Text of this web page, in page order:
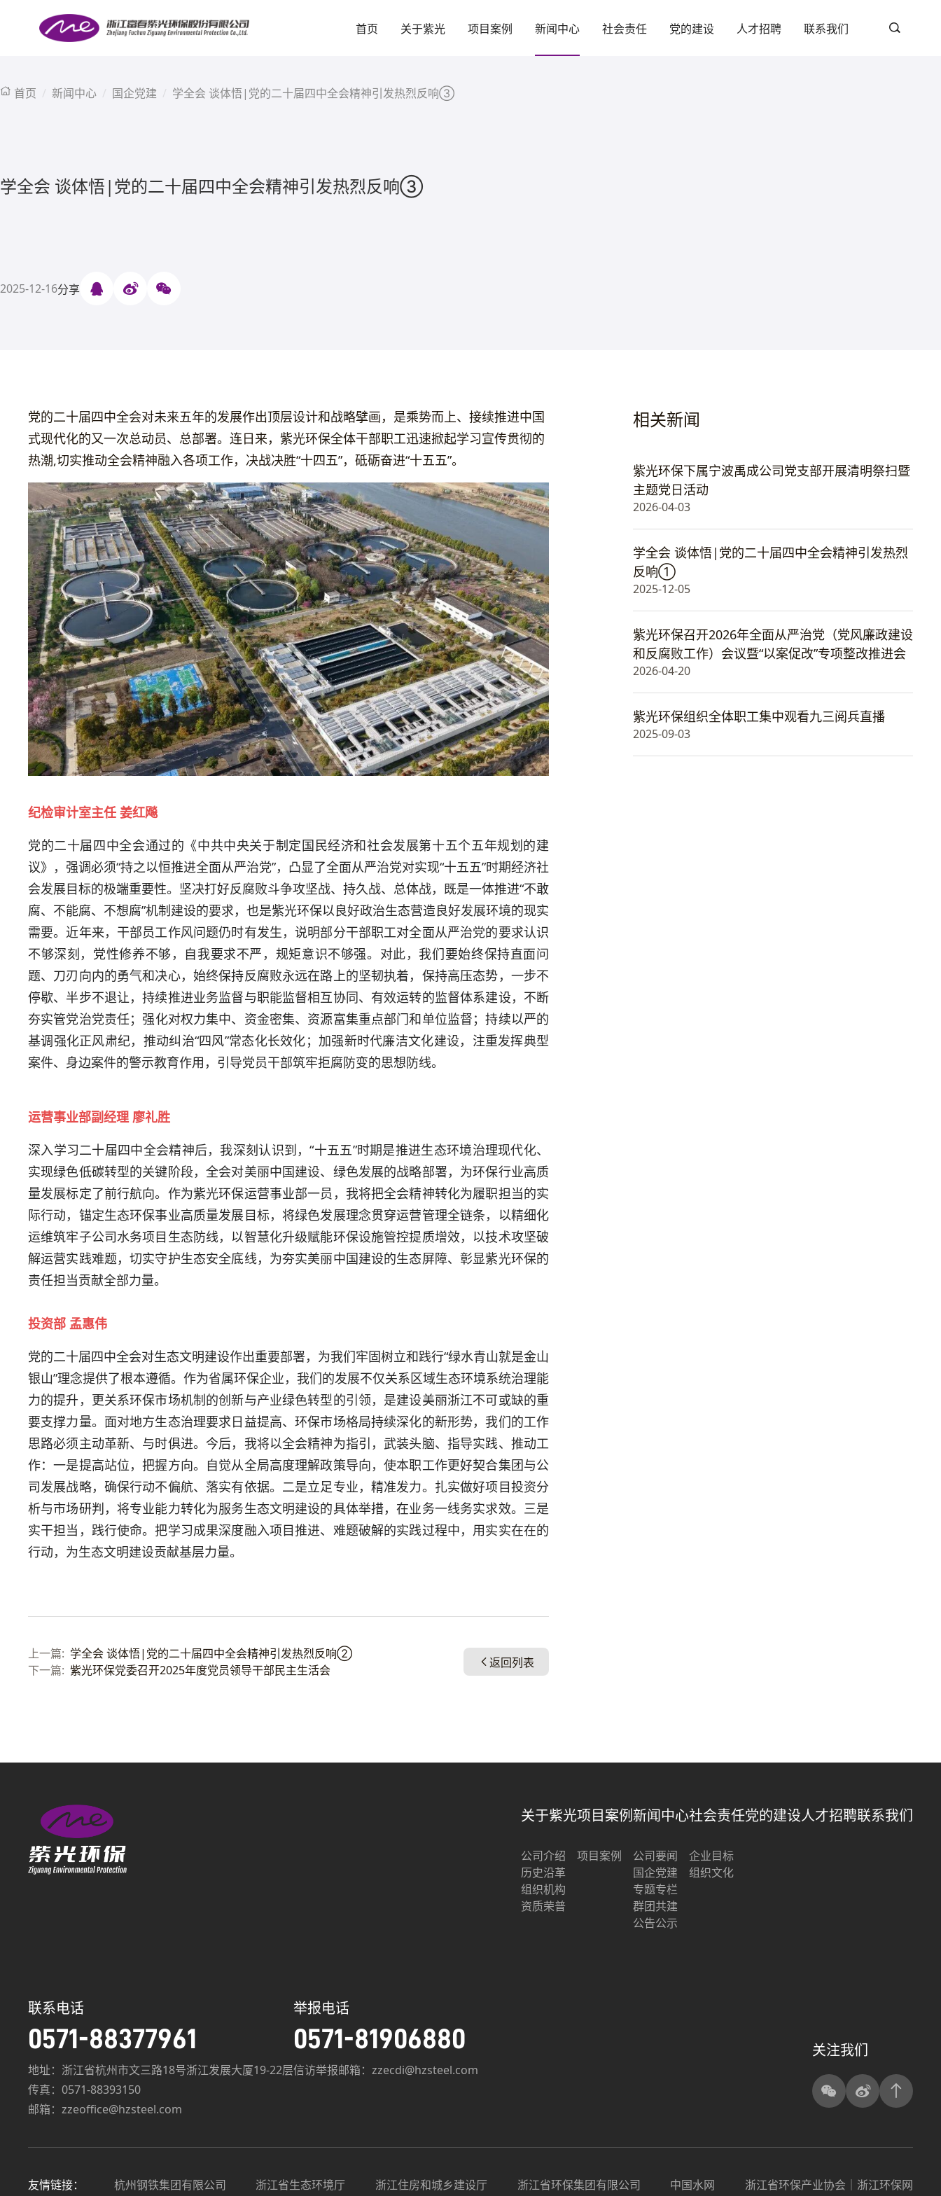
首页 关于紫光 项目案例 新闻中心 社会责任 党的建设 人才招聘 联系我们
首页 新闻中心 国企党建 学全会 谈体悟|党的二十届四中全会精神引发热烈反响③
学全会 谈体悟|党的二十届四中全会精神引发热烈反响③
2025-12-16
党的二十届四中全会对未来五年的发展作出顶层设计和战略擘画，是乘势而上、接续推进中国
式现代化的又一次总动员、总部署。连日来，紫光环保全体干部职工迅速掀起学习宣传贯彻的
热潮,切实推动全会精神融入各项工作，决战决胜“十四五”，砥砺奋进“十五五”。
纪检审计室主任 姜红飚
党的二十届四中全会通过的《中共中央关于制定国民经济和社会发展第十五个五年规划的建
议》，强调必须“持之以恒推进全面从严治党”，凸显了全面从严治党对实现“十五五”时期经济社
会发展目标的极端重要性。坚决打好反腐败斗争攻坚战、持久战、总体战，既是一体推进“不敢
腐、不能腐、不想腐”机制建设的要求，也是紫光环保以良好政治生态营造良好发展环境的现实
需要。近年来，干部员工作风问题仍时有发生，说明部分干部职工对全面从严治党的要求认识
不够深刻，党性修养不够，自我要求不严，规矩意识不够强。对此，我们要始终保持直面问
题、刀刃向内的勇气和决心，始终保持反腐败永远在路上的坚韧执着，保持高压态势，一步不
停歇、半步不退让，持续推进业务监督与职能监督相互协同、有效运转的监督体系建设，不断
夯实管党治党责任；强化对权力集中、资金密集、资源富集重点部门和单位监督；持续以严的
基调强化正风肃纪，推动纠治“四风”常态化长效化；加强新时代廉洁文化建设，注重发挥典型
案件、身边案件的警示教育作用，引导党员干部筑牢拒腐防变的思想防线。
运营事业部副经理 廖礼胜
深入学习二十届四中全会精神后，我深刻认识到，“十五五”时期是推进生态环境治理现代化、
实现绿色低碳转型的关键阶段，全会对美丽中国建设、绿色发展的战略部署，为环保行业高质
量发展标定了前行航向。作为紫光环保运营事业部一员，我将把全会精神转化为履职担当的实
际行动，锚定生态环保事业高质量发展目标，将绿色发展理念贯穿运营管理全链条，以精细化
运维筑牢子公司水务项目生态防线，以智慧化升级赋能环保设施管控提质增效，以技术攻坚破
解运营实践难题，切实守护生态安全底线，为夯实美丽中国建设的生态屏障、彰显紫光环保的
责任担当贡献全部力量。
投资部 孟惠伟
党的二十届四中全会对生态文明建设作出重要部署，为我们牢固树立和践行“绿水青山就是金山
银山”理念提供了根本遵循。作为省属环保企业，我们的发展不仅关系区域生态环境系统治理能
力的提升，更关系环保市场机制的创新与产业绿色转型的引领，是建设美丽浙江不可或缺的重
要支撑力量。面对地方生态治理要求日益提高、环保市场格局持续深化的新形势，我们的工作
思路必须主动革新、与时俱进。今后，我将以全会精神为指引，武装头脑、指导实践、推动工
作：一是提高站位，把握方向。自觉从全局高度理解政策导向，使本职工作更好契合集团与公
司发展战略，确保行动不偏航、落实有依据。二是立足专业，精准发力。扎实做好项目投资分
析与市场研判，将专业能力转化为服务生态文明建设的具体举措，在业务一线务实求效。三是
实干担当，践行使命。把学习成果深度融入项目推进、难题破解的实践过程中，用实实在在的
行动，为生态文明建设贡献基层力量。
学全会 谈体悟|党的二十届四中全会精神引发热烈反响②
紫光环保党委召开2025年度党员领导干部民主生活会
返回列表
相关新闻
紫光环保下属宁波禹成公司党支部开展清明祭扫暨
主题党日活动
2026-04-03
学全会 谈体悟|党的二十届四中全会精神引发热烈
反响①
2025-12-05
紫光环保召开2026年全面从严治党（党风廉政建设
和反腐败工作）会议暨“以案促改”专项整改推进会
2026-04-20
紫光环保组织全体职工集中观看九三阅兵直播
2025-09-03
关于紫光
公司介绍
历史沿革
组织机构
资质荣普
项目案例
项目案例
新闻中心
公司要闻
国企党建
专题专栏
群团共建
公告公示
社会责任
企业目标
组织文化
党的建设人才招聘联系我们
联系电话
0571-88377961
地址：浙江省杭州市文三路18号浙江发展大厦19-22层
传真：0571-88393150
邮箱：zzeoffice@hzsteel.com
举报电话
0571-81906880
信访举报邮箱：zzecdi@hzsteel.com
关注我们
杭州钢铁集团有限公司 浙江省生态环境厅 浙江住房和城乡建设厅 浙江省环保集团有限公司 中国水网 浙江省环保产业协会｜浙江环保网